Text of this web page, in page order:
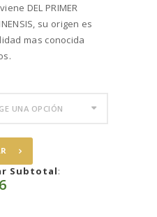
DEL PRIMER
su origen es
mas conocida
Subtotal: